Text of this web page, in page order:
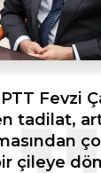
Fevzi
tadilat,
çileye